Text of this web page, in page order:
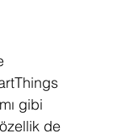
gibi
de